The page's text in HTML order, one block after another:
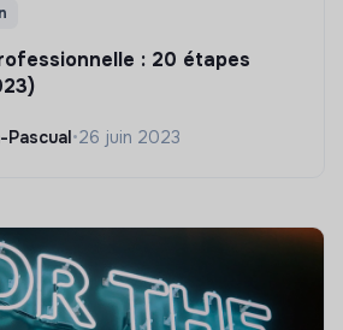
: 20 étapes
•26 juin 2023